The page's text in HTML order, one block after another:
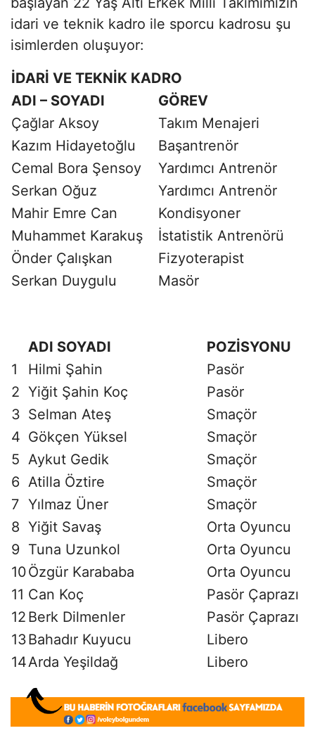
idari ve teknik kadro ile sporcu kadrosu şu
isimlerden oluşuyor:
İDARİ VE TEKNİK KADRO
ADI – SOYADI
GÖREV
Çağlar Aksoy
Takım Menajeri
Kazım Hidayetoğlu
Başantrenör
Cemal Bora Şensoy
Yardımcı Antrenör
Serkan Oğuz
Yardımcı Antrenör
Mahir Emre Can
Kondisyoner
Muhammet Karakuş
İstatistik Antrenörü
Önder Çalışkan
Fizyoterapist
Serkan Duygulu
Masör
ADI SOYADI
POZİSYONU
1
Hilmi Şahin
Pasör
2 Yiğit Şahin Koç
Pasör
3 Selman Ateş
Smaçör
4 Gökçen Yüksel
Smaçör
5 Aykut Gedik
Smaçör
6 Atilla Öztire
Smaçör
7 Yılmaz Üner
Smaçör
8 Yiğit Savaş
Orta Oyuncu
9 Tuna Uzunkol
Orta Oyuncu
10Özgür Karababa
Orta Oyuncu
11 Can Koç
Pasör Çaprazı
12 Berk Dilmenler
Pasör Çaprazı
13Bahadır Kuyucu
Libero
14Arda Yeşildağ Libero